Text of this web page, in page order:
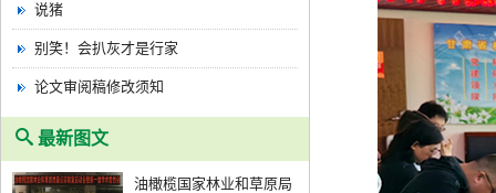
说猪
别笑！会扒灰才是行家
论文审阅稿修改须知
最新图文
油橄榄国家林业和草原局